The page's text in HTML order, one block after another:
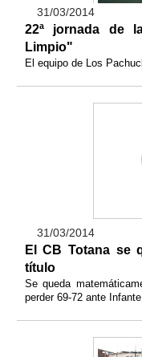
31/03/2014
22ª jornada de
Limpio"
El equipo de Los
31/03/2014
El CB Totana se
título
Se queda
perder 69-72 ante